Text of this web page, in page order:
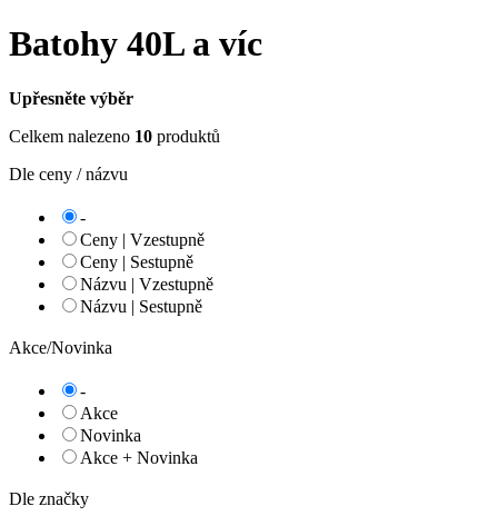
Batohy 40L a víc
Upřesněte výběr
Celkem nalezeno 10 produktů
Dle ceny / názvu
-
Ceny | Vzestupně
Ceny | Sestupně
Názvu | Vzestupně
Názvu | Sestupně
Akce/Novinka
-
Akce
Novinka
Akce + Novinka
Dle značky